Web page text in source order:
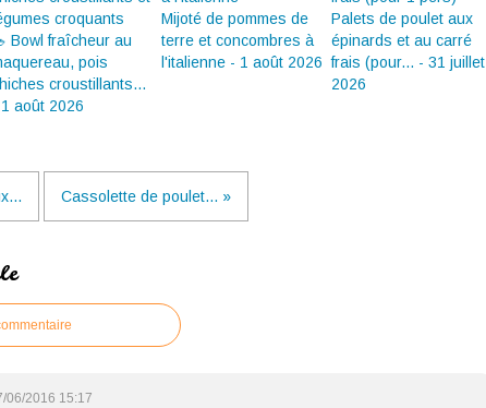
Bowl fraîcheur au
pois
croustillants...
août 2026
Mijoté de pommes de
terre et concombres à
l'italienne - 1 août 2026
Palets de poulet aux
épinards et au carré
frais (pour... - 31 juillet
2026
Cassolette de poulet... »
06/2016 15:17